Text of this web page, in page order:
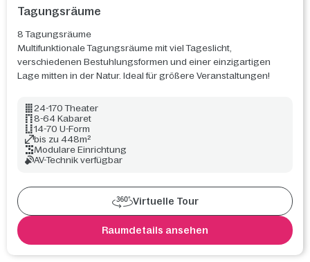
Tagungsräume
8 Tagungsräume
Multifunktionale Tagungsräume mit viel Tageslicht,
verschiedenen Bestuhlungsformen und einer einzigartigen
Lage mitten in der Natur. Ideal für größere Veranstaltungen!
24-170 Theater
8-64 Kabaret
14-70 U-Form
bis zu 448m²
Modulare Einrichtung
AV-Technik verfügbar
Virtuelle Tour
Raumdetails ansehen